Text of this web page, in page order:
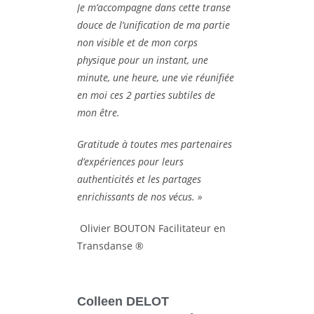
Je m’accompagne dans cette transe
douce de l’unification de ma partie
non visible et de mon corps
physique pour un instant, une
minute, une heure, une vie réunifiée
en moi ces 2 parties subtiles de
mon être.
Gratitude à toutes mes partenaires
d’expériences pour leurs
authenticités et les partages
enrichissants de nos vécus. »
Olivier BOUTON Facilitateur en
Transdanse ®
Colleen DELOT